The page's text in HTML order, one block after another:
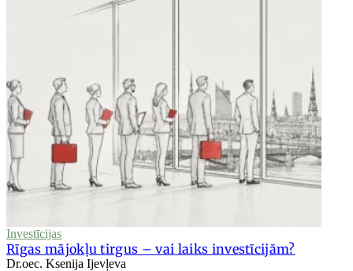
Investīcijas
Rīgas mājokļu tirgus – vai laiks investīcijām?
Dr.oec. Ksenija Ijevļeva